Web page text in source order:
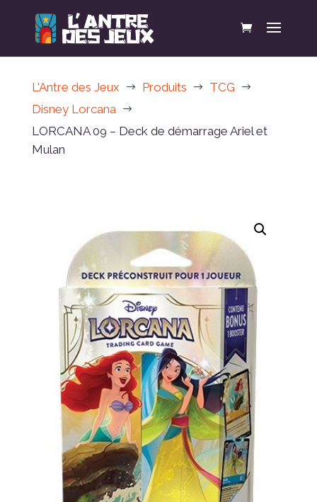
L'Antre des Jeux $ Produits $ TCG $
Disney Lorcana $
LORCANA 09 – Deck de démarrage Ariel et
Mulan